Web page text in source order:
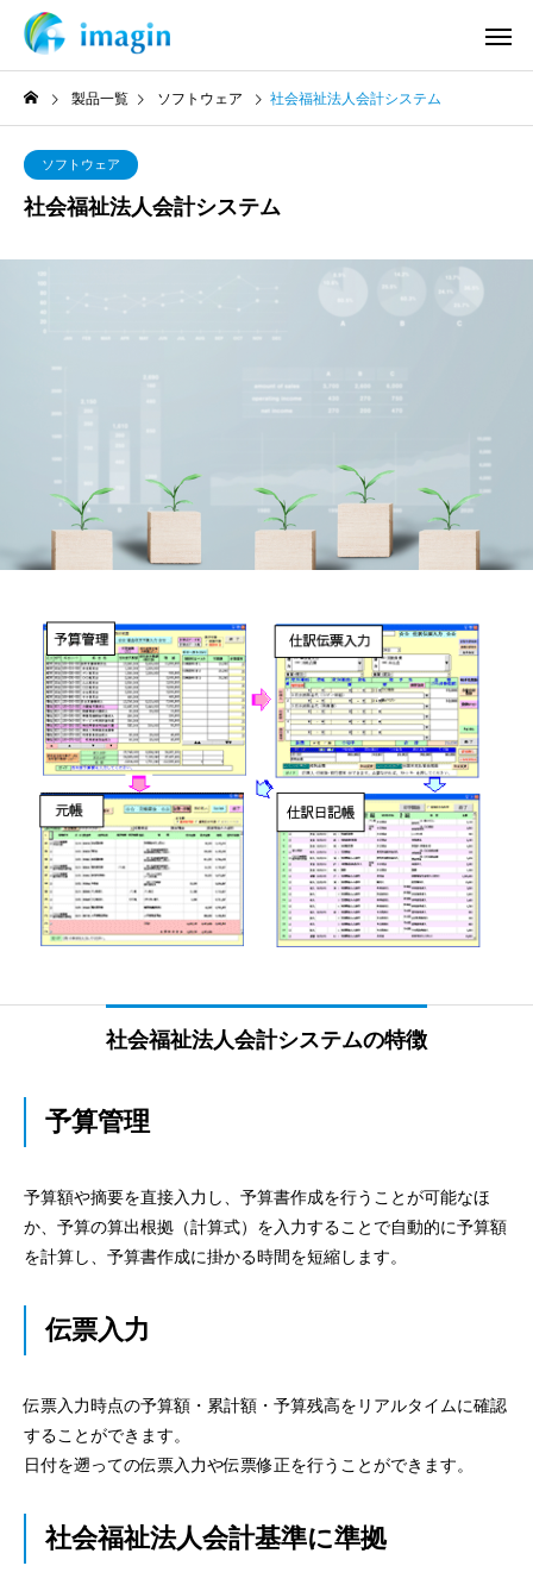
製品一覧 ソフトウェア 社会福祉法人会計システム
ソフトウェア
社会福祉法人会計システム
社会福祉法人会計システムの特徴
予算管理
予算額や摘要を直接入力し、予算書作成を行うことが可能なほ
か、予算の算出根拠（計算式）を入力することで自動的に予算額
を計算し、予算書作成に掛かる時間を短縮します。
伝票入力
伝票入力時点の予算額・累計額・予算残高をリアルタイムに確認
することができます。
日付を遡っての伝票入力や伝票修正を行うことができます。
社会福祉法人会計基準に準拠